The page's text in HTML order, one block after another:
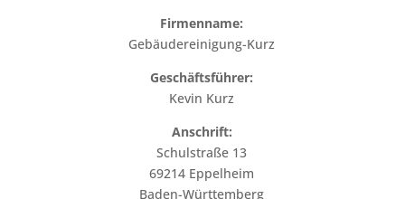
Firmenname:
Gebäudereinigung-Kurz
Geschäftsführer:
Kevin Kurz
Anschrift:
Schulstraße 13
69214 Eppelheim
Baden-Württemberg